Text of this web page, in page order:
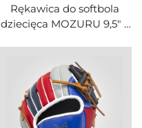
Rękawica do softbola
dziecięca MOZURU 9,5" z